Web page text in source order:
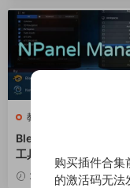
教程
Blender插件整理管理
工具 N Panel Manager
2022-08-21
购买插件合集
的激活码无法